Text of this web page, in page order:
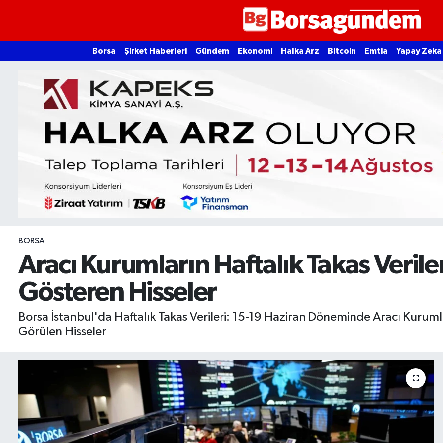
Borsa Şirket Haberleri Gündem Ekonomi Halka Arz Bitcoin Emtia Yapay Zeka
BORSA
Aracı Kurumların Haftalık Takas
Gösteren Hisseler
Borsa İstanbul'da Haftalık Takas Verileri: 15-19 Haziran Döneminde Aracı
Görülen Hisseler
Ekonomi
Emtia
Şirket Haberleri
BIST 100 Isı Haritası
Coin Isı Haritası
Ekonomik Takvim
Kiripto Para Piyasası